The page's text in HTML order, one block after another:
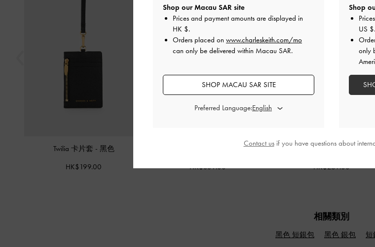
Twilia 卡片套 - 黑色
HK$199.00 HK$339.00
Apolline 麻花編織短銀包-黑
HK$269.00
相關類別
黑色 短銀包 黑色 銀包 短
Shop our Macau SAR site
Prices and payment amounts are displayed in
HK $.
Orders placed on www.charleskeith.com/mo
can only be delivered within Macau SAR.
SHOP MACAU SAR SITE
Preferred Language:
Shop
US $.
only
Contact usif you have questions about